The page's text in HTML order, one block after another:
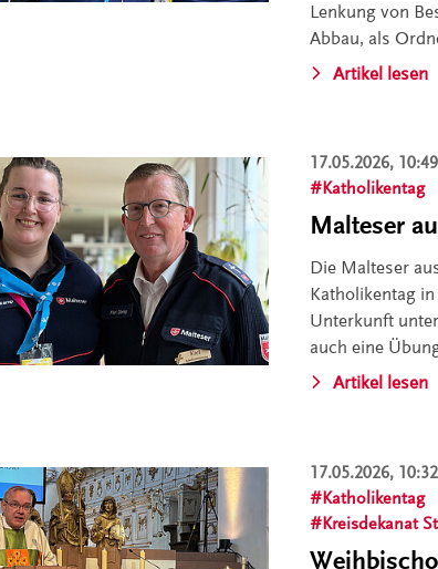
Lenkung von
Abbau, als
Artikel lesen
17.05.2026,
Katholikentag
Malteser
Die Malteser
Katholikentag
Unterkunft
auch eine
Artikel lesen
17.05.2026,
Katholikentag
Kreisdekanat